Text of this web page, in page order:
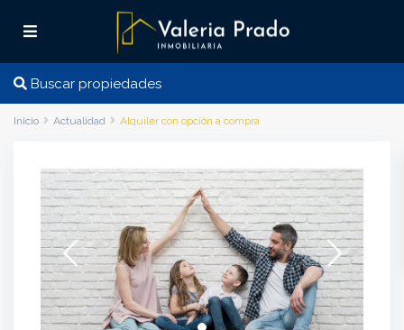
Buscar propiedades
Inicio Actualidad Alquiler con opción a compra